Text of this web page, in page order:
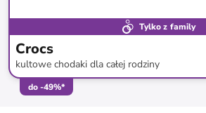
Tylko z family
Crocs
kultowe chodaki dla całej rodziny
do-49%*